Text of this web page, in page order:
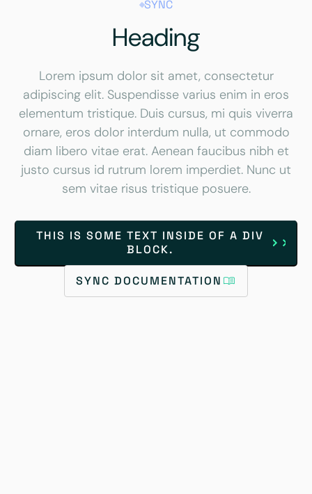
SYNC
Heading
Lorem ipsum dolor sit amet, consectetur
adipiscing elit. Suspendisse varius enim in eros
elementum tristique. Duis cursus, mi quis viverra
ornare, eros dolor interdum nulla, ut commodo
diam libero vitae erat. Aenean faucibus nibh et
justo cursus id rutrum lorem imperdiet. Nunc ut
sem vitae risus tristique posuere.
THIS IS SOME TEXT INSIDE OF A DIV
BLOCK.
SYNC DOCUMENTATION